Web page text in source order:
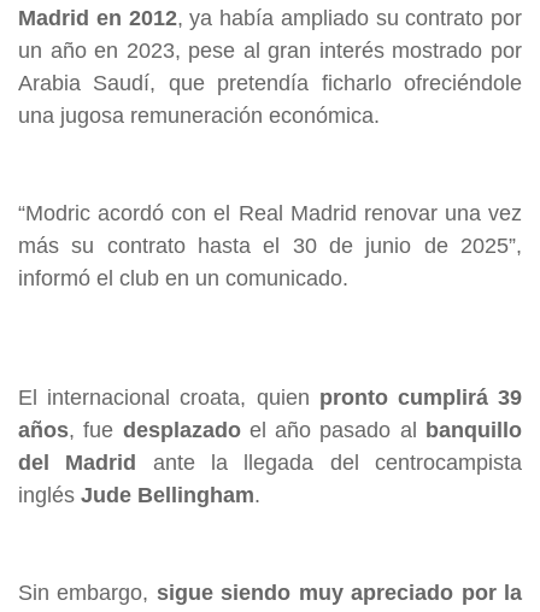
Madrid en 2012, ya había ampliado su contrato por
un año en 2023, pese al gran interés mostrado por
Arabia Saudí, que pretendía ficharlo ofreciéndole
una jugosa remuneración económica.
“Modric acordó con el Real Madrid renovar una vez
más su contrato hasta el 30 de junio de 2025”,
informó el club en un comunicado.
El internacional croata, quien pronto cumplirá 39
años, fue desplazadoel año pasado al
banquillo
del Madrid
ante la llegada del centrocampista
inglés Jude Bellingham.
Sin embargo, sigue siendo muy apreciado por la